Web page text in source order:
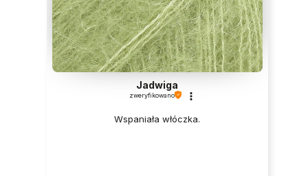
Jadwiga
zweryfikowano
Wspaniała włóczka.